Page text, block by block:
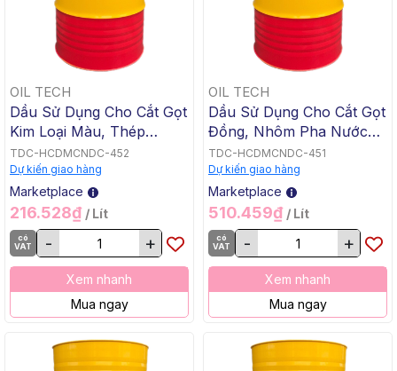
OIL TECH
Dầu Sử Dụng Cho Cắt Gọt
Kim Loại Màu, Thép
Không Pha Nước OIL
TECH FULLY SYNTHETIC
CU - AL 3200, 18 L / Xô
Đỏ
TDC-HCDMCNDC-452
Dự kiến giao hàng
Marketplace
216.528₫ / Lít
có
VAT
- +
Xem nhanh
Mua ngay
OIL TECH
Dầu Sử Dụng Cho Cắt Gọt
Đồng, Nhôm Pha Nước
OIL TECH FULLY
SYNTHETIC AL-CU, 200
L / Phuy
TDC-HCDMCNDC-451
Dự kiến giao hàng
Marketplace
510.459₫ / Lít
có
VAT
- +
Xem nhanh
Mua ngay